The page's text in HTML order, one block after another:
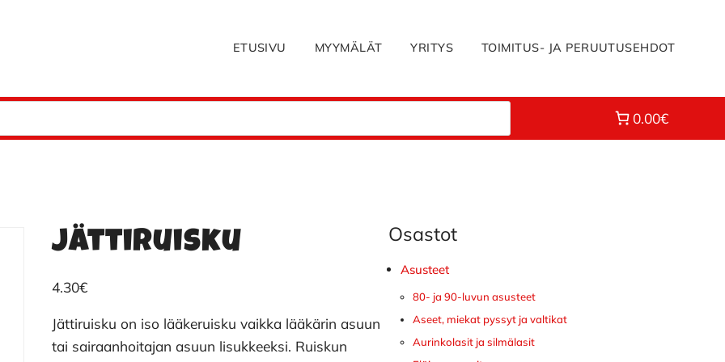
ETUSIVU MYYMÄLÄT YRITYS TOIMITUS- JA PERUUTUSEHDOT
0.00€
Jättiruisku
4.30€
Jättiruisku on iso lääkeruisku vaikka lääkärin asuun
tai sairaanhoitajan asuun lisukkeeksi. Ruiskun
Ensisijainen
sivupalkki
Osastot
Asusteet
80- ja 90-luvun asusteet
Aseet, miekat pyssyt ja valtikat
Aurinkolasit ja silmälasit